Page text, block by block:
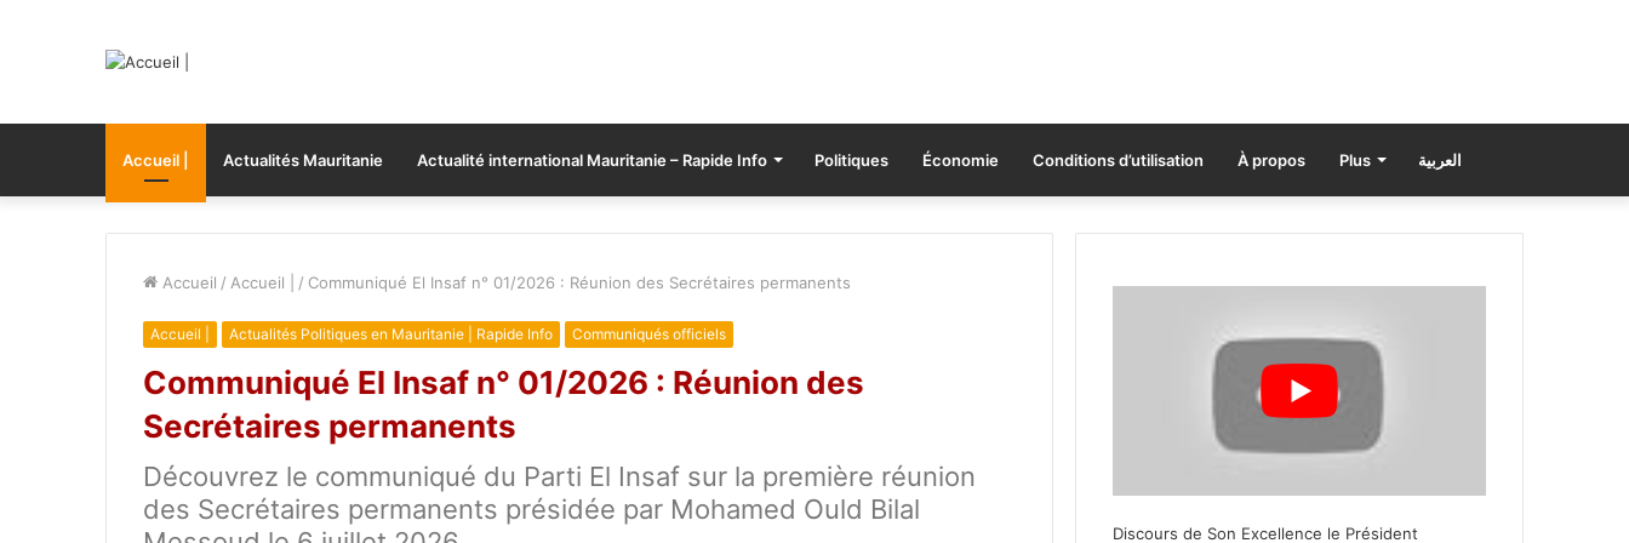
Accueil | Actualités Mauritanie Actualité international Mauritanie – Rapide Info Politiques Économie Conditions d’utilisation À propos Plus العربية
Accueil / Accueil | / Communiqué El Insaf n° 01/2026 : Réunion des Secrétaires permanents
Accueil | Actualités Politiques en Mauritanie | Rapide Info Communiqués officiels
Communiqué El Insaf n° 01/2026 : Réunion des
Secrétaires permanents
Découvrez le communiqué du Parti El Insaf sur la première réunion
des Secrétaires permanents présidée par Mohamed Ould Bilal
Discours de Son Excellence le Président